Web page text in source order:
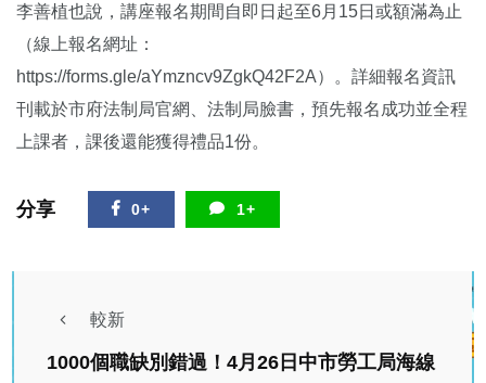
李善植也說，講座報名期間自即日起至6月15日或額滿為止
（線上報名網址：
https://forms.gle/aYmzncv9ZgkQ42F2A）。詳細報名資訊
刊載於市府法制局官網、法制局臉書，預先報名成功並全程
上課者，課後還能獲得禮品1份。
分享 0+ 1+
較新
1000個職缺別錯過！4月26日中市勞工局海線